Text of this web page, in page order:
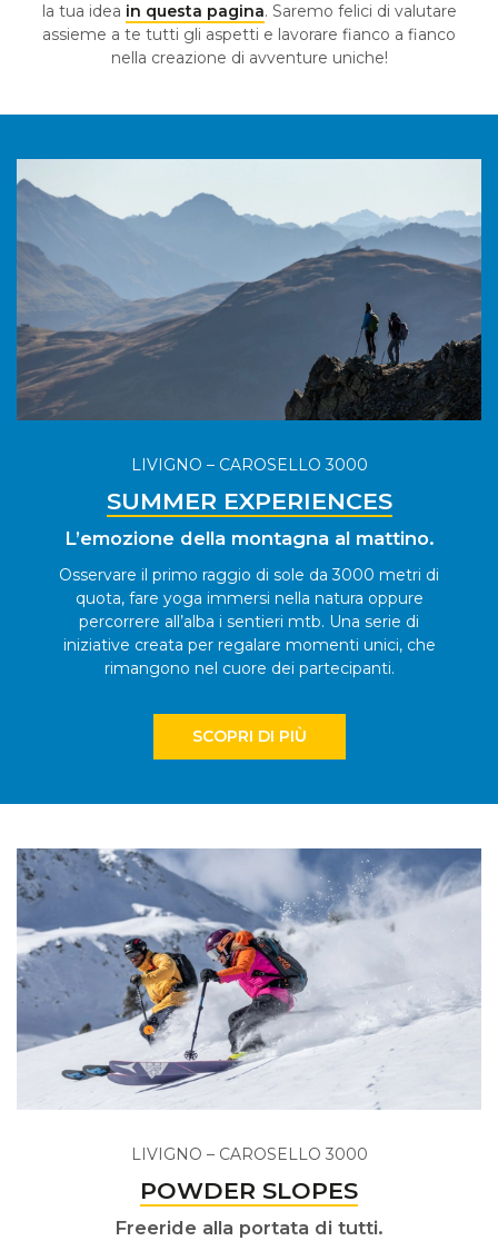
la tua idea in questa pagina. Saremo felici di valutare
assieme a te tutti gli aspetti e lavorare fianco a fianco
nella creazione di avventure uniche!
LIVIGNO – CAROSELLO 3000
SUMMER EXPERIENCES
L’emozione della montagna al mattino.
Osservare il primo raggio di sole da 3000 metri di
quota, fare yoga immersi nella natura oppure
percorrere all’alba i sentieri mtb. Una serie di
iniziative creata per regalare momenti unici, che
rimangono nel cuore dei partecipanti.
SCOPRI DI PIÙ
LIVIGNO – CAROSELLO 3000
POWDER SLOPES
Freeride alla portata di tutti.